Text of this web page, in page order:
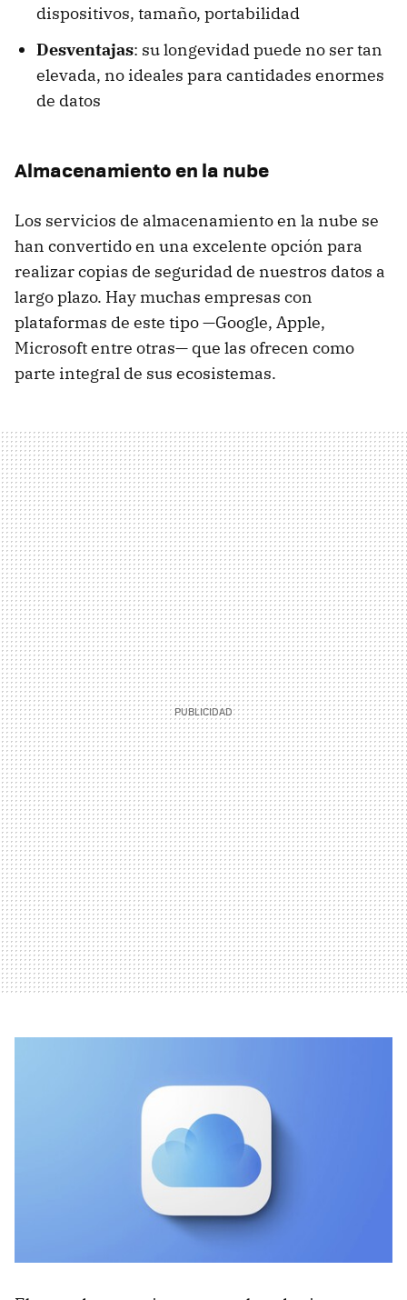
dispositivos, tamaño, portabilidad
Desventajas: su longevidad puede no ser tan
elevada, no ideales para cantidades enormes
de datos
Almacenamiento en la nube
Los servicios de almacenamiento en la nube se
han convertido en una excelente opción para
realizar copias de seguridad de nuestros datos a
largo plazo. Hay muchas empresas con
plataformas de este tipo —Google, Apple,
Microsoft entre otras— que las ofrecen como
parte integral de sus ecosistemas.